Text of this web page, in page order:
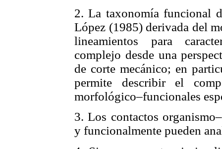
2. La taxonomía funcional
López (1985) derivada del
lineamientos para
complejo desde una
de corte mecánico; en
permite describir el
morfológico–funcionales
3. Los contactos
y funcionalmente pueden